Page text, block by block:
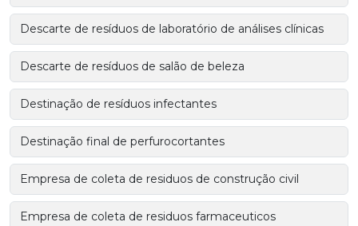
Descarte de resíduos de laboratório de análises clínicas
Descarte de resíduos de salão de beleza
Destinação de resíduos infectantes
Destinação final de perfurocortantes
Empresa de coleta de residuos de construção civil
Empresa de coleta de residuos farmaceuticos